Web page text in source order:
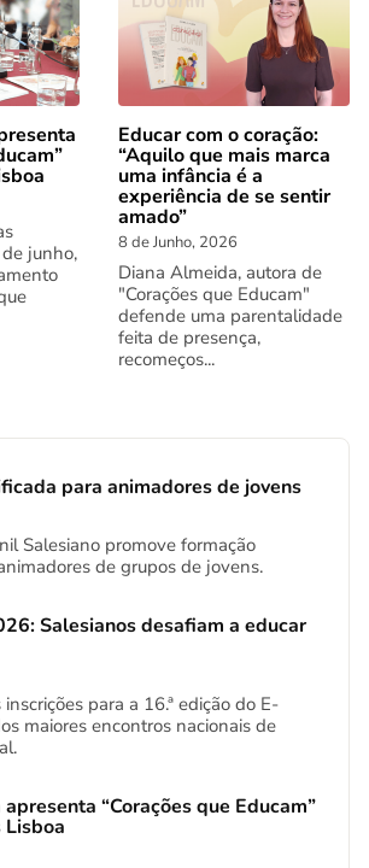
junho,
Educar com o coração:
“Aquilo que mais marca
uma infância é a
experiência de se sentir
amado”
8 de Junho, 2026
Diana Almeida, autora de
"Corações que Educam"
defende uma parentalidade
feita de presença,
recomeços...
para animadores de jovens
Salesiano promove formação
de grupos de jovens.
Salesianos desafiam a educar
para a 16.ª edição do E-
maiores encontros nacionais de
“Corações que Educam”
Lisboa